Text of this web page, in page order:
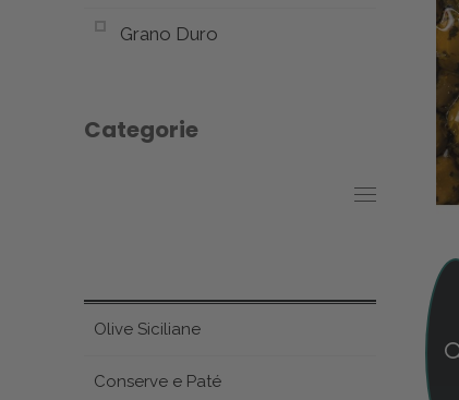
Grano Duro
Categorie
Olive Siciliane
Conserve e Paté